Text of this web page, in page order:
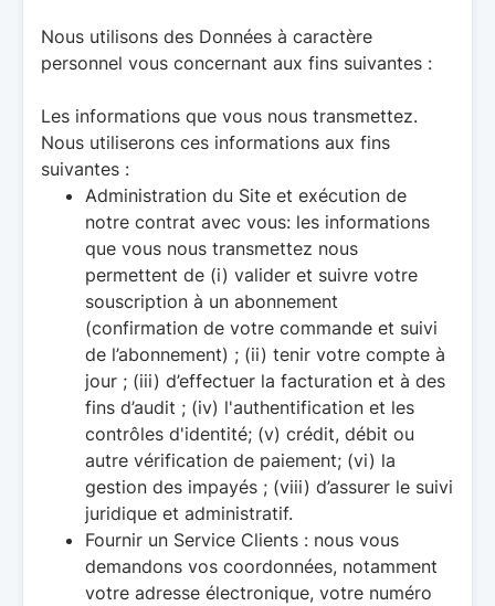
Nous utilisons des Données à caractère
personnel vous concernant aux fins suivantes :
Les informations que vous nous transmettez.
Nous utiliserons ces informations aux fins
suivantes :
Administration du Site et exécution de
notre contrat avec vous: les informations
que vous nous transmettez nous
permettent de (i) valider et suivre votre
souscription à un abonnement
(confirmation de votre commande et suivi
de l’abonnement) ; (ii) tenir votre compte à
jour ; (iii) d’effectuer la facturation et à des
fins d’audit ; (iv) l'authentification et les
contrôles d'identité; (v) crédit, débit ou
autre vérification de paiement; (vi) la
gestion des impayés ; (viii) d’assurer le suivi
juridique et administratif.
Fournir un Service Clients : nous vous
demandons vos coordonnées, notamment
votre adresse électronique, votre numéro